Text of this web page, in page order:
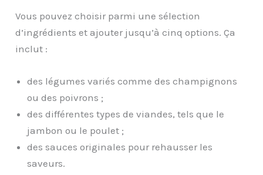
Vous pouvez choisir parmi une sélection
d’ingrédients et ajouter jusqu’à cinq options. Ça
inclut :
des légumes variés comme des champignons
ou des poivrons ;
des différentes types de viandes, tels que le
jambon ou le poulet ;
des sauces originales pour rehausser les
saveurs.